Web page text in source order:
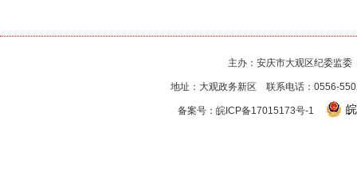
主办：安庆市大观区纪委监
地址：大观政务新区 联系电话：0556-
备案号： 皖ICP备17015173号-1